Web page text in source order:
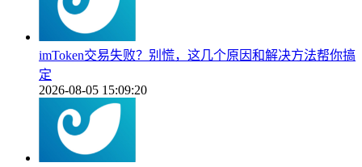
imToken交易失败？别慌，这几个原因和解决方法帮你搞
定
2026-08-05 15:09:20